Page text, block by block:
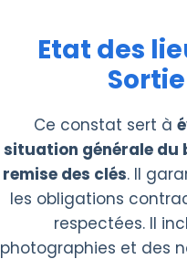
Etat des
Sortie
Ce constat sert à
situation générale du
remise des clés. Il
les obligations
respectées. Il
photographies et des